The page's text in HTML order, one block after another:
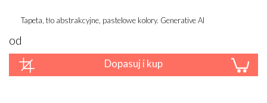
Tapeta, tło abstrakcyjne, pastelowe kolory. Generative AI
od
Dopasuj i kup